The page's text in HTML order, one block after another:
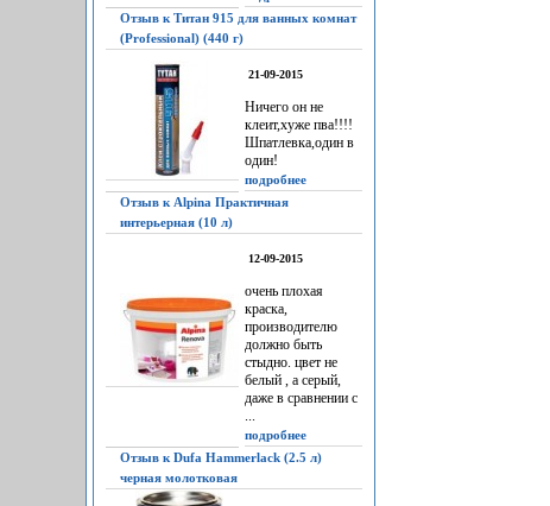
Отзыв к Титан 915 для ванных комнат
(Professional) (440 г)
21-09-2015
Ничего он не
клеит,хуже пва!!!!
Шпатлевка,один в
один!
подробнее
Отзыв к Alpina Практичная
интерьерная (10 л)
12-09-2015
очень плохая
краска,
производителю
должно быть
стыдно. цвет не
белый , а серый,
даже в сравнении с
...
подробнее
Отзыв к Dufa Hammerlack (2.5 л)
черная молотковая